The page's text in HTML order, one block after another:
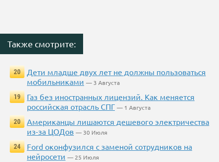
Также смотрите:
20
Дети младше двух лет не должны пользоваться
мобильниками — 3 Августа
19
Газ без иностранных лицензий. Как меняется
российская отрасль СПГ — 1 Августа
20
Американцы лишаются дешевого электричества
из-за ЦОДов — 30 Июля
24
Ford оконфузился с заменой сотрудников на
нейросети — 25 Июля